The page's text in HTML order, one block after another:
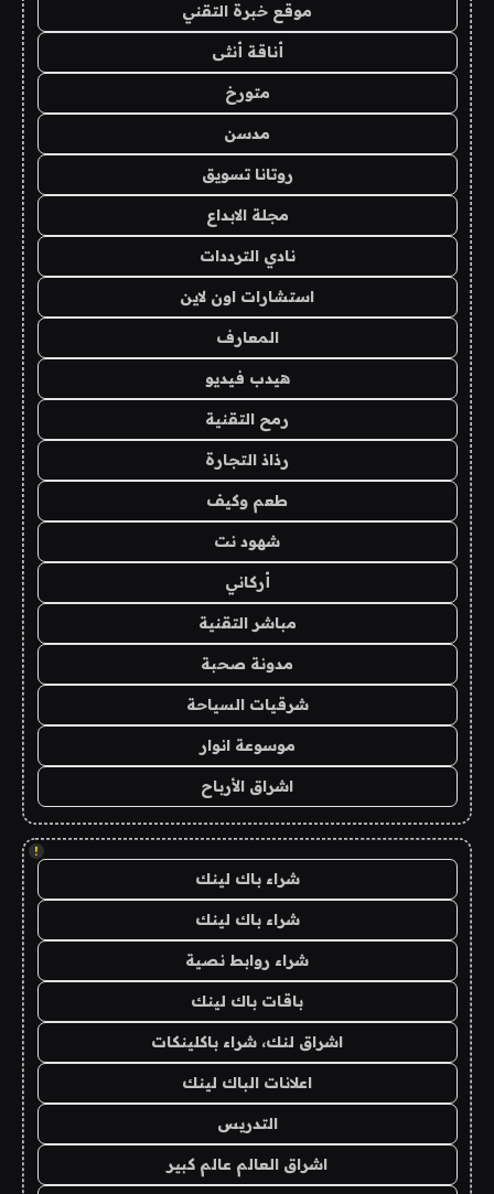
موقع خبرة التقني
أناقة أنثى
متورخ
مدسن
روتانا تسويق
مجلة الابداع
نادي الترددات
استشارات اون لاين
المعارف
هيدب فيديو
رمح التقنية
رذاذ التجارة
طعم وكيف
شهود نت
أركاني
مباشر التقنية
مدونة صحبة
شرقيات السياحة
موسوعة انوار
اشراق الأرباح
!
شراء باك لينك
شراء باك لينك
شراء روابط نصية
باقات باك لينك
اشراق لنك، شراء باكلينكات
اعلانات الباك لينك
التدريس
اشراق العالم عالم كبير